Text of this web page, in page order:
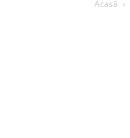
Acasă